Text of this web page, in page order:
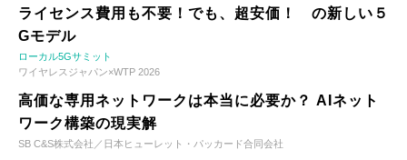
ライセンス費用も不要！でも、超安価！ の新しい５
Gモデル
ローカル5Gサミット
ワイヤレスジャパン×WTP 2026
高価な専用ネットワークは本当に必要か？ AIネット
ワーク構築の現実解
SB C&S株式会社／日本ヒューレット・パッカード合同会社